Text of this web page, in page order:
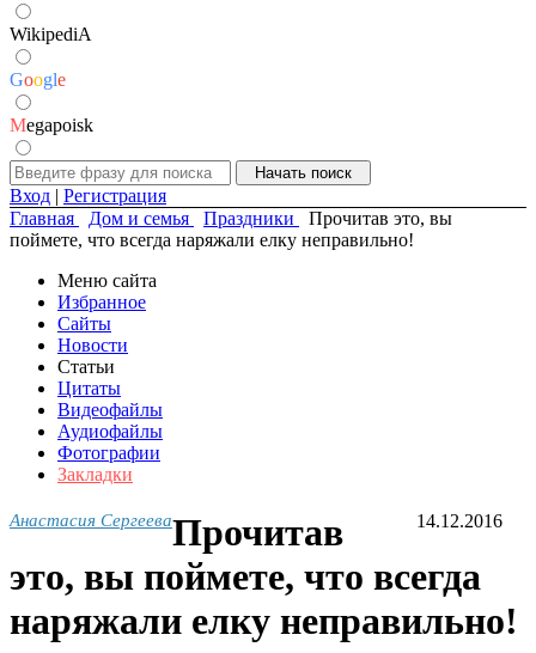
WikipediA
Google
Megapoisk
Вход | Регистрация
Главная
Дом и семья Праздники
Прочитав это, вы
поймете, что всегда наряжали елку неправильно!
Меню сайта
Избранное
Сайты
Новости
Статьи
Цитаты
Видеофайлы
Аудиофайлы
Фотографии
Закладки
Анастасия Сергеева 14.12.2016
Прочитав
это, вы поймете, что всегда
наряжали елку неправильно!